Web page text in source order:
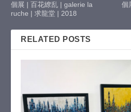
個展 | 百花繚乱 | galerie la
ruche | 求龍堂 | 2018
個
RELATED POSTS